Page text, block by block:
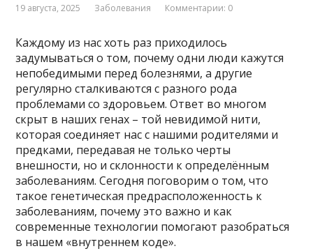
19 августа, 2025 Заболевания Комментарии: 0
Каждому из нас хоть раз приходилось
задумываться о том, почему одни люди кажутся
непобедимыми перед болезнями, а другие
регулярно сталкиваются с разного рода
проблемами со здоровьем. Ответ во многом
скрыт в наших генах – той невидимой нити,
которая соединяет нас с нашими родителями и
предками, передавая не только черты
внешности, но и склонности к определённым
заболеваниям. Сегодня поговорим о том, что
такое генетическая предрасположенность к
заболеваниям, почему это важно и как
современные технологии помогают разобраться
в нашем «внутреннем коде».